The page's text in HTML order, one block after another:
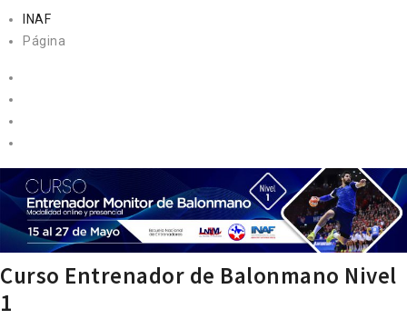
INAF
Página
Curso Entrenador de Balonmano Nivel
1